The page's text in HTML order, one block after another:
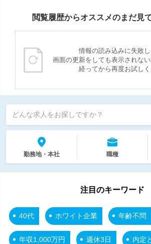
閲覧履歴からオススメのまだ見
情報の読み込みに失敗し
画面の更新をしても表示されな
経ってから再度お試しく
どんな求人をお探しですか？
勤務地・本社 職種
注目のキーワード
40代 ホワイト企業 年齢不問
年収1,000万円 週休3日 内定